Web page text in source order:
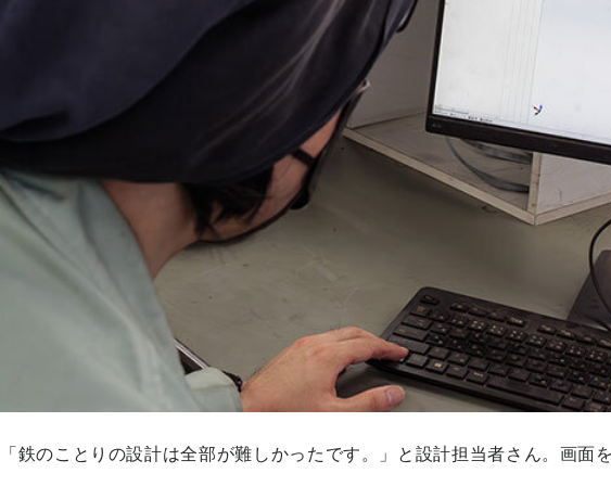
「鉄のことりの設計は全部が難しかったです。」と設計担当者さん。画面